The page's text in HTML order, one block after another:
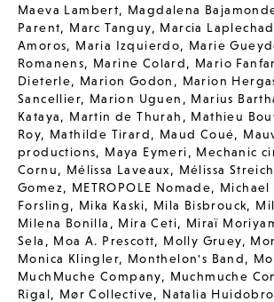
Maeva Lambert, Magdalena
Parent, Marc Tanguy, Marcia
Amoros, Maria Izquierdo, Marie
Romanens, Marine Colard, Mario
Dieterle, Marion Godon , Marion
Sancellier, Marion Uguen , Marius
Kataya, Martin de Thurah , Mathieu
Roy, Mathilde Tirard, Maud Coué,
productions, Maya Eymeri, Mechanic
Cornu, Mélissa Laveaux, Mélissa
Gomez, METROPOLE Nomade, Michael
Forsling, Mika Kaski, Mila Bisbrouck,
Milena Bonilla , Mira Ceti, Miraï
Sela , Moa A. Prescott, Molly Gruey,
Monica Klingler, Monthelon's Band,
MuchMuche Company, Muchmuche
Rigal, Mør Collective,Natalia Huidobro